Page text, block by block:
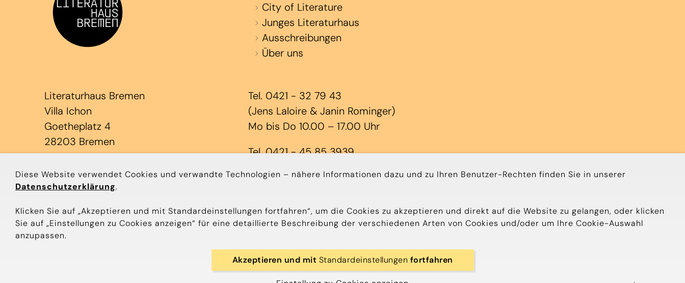
Diese Website verwendet Cookies und verwandte Technologien – nähere Informationen dazu und zu Ihren Benutzer-Rechten finden Sie in unserer
Datenschutzerklärung.
Klicken Sie auf „Akzeptieren und mit Standardeinstellungen fortfahren“, um die Cookies zu akzeptieren und direkt auf die Website zu gelangen, oder klicken
Sie auf „Einstellungen zu Cookies anzeigen“ für eine detaillierte Beschreibung der verschiedenen Arten von Cookies und/oder um Ihre Cookie-Auswahl
anzupassen.
Akzeptieren und mit Standardeinstellungen fortfahren
City of Literature
Junges Literaturhaus
Ausschreibungen
Über uns
Literaturhaus Bremen
Villa Ichon
Goetheplatz 4
28203 Bremen
Tel. 0421 - 32 79 43
(Jens Laloire & Janin Rominger)
Mo bis Do 10.00 – 17.00 Uhr
Tel. 0421 - 45 85 3939
Schaefers)